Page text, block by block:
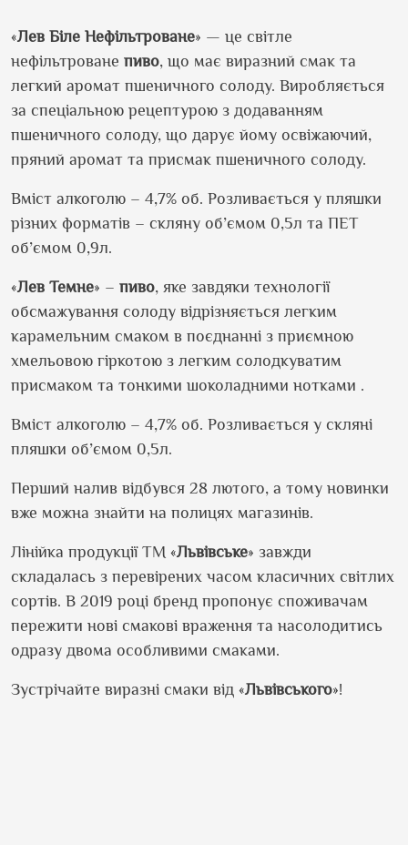
«Лев Біле Нефільтроване» — це світле
нефільтроване пиво, що має виразний смак та
легкий аромат пшеничного солоду. Виробляється
за спеціальною рецептурою з додаванням
пшеничного солоду, що дарує йому освіжаючий,
пряний аромат та присмак пшеничного солоду.
Вміст алкоголю – 4,7% об. Розливається у пляшки
різних форматів – скляну об’ємом 0,5л та ПЕТ
об’ємом 0,9л.
«Лев Темне» – пиво, яке завдяки технології
обсмажування солоду відрізняється легким
карамельним смаком в поєднанні з приємною
хмельовою гіркотою з легким солодкуватим
присмаком та тонкими шоколадними нотками .
Вміст алкоголю – 4,7% об. Розливається у скляні
пляшки об’ємом 0,5л.
Перший налив відбувся 28 лютого, а тому новинки
вже можна знайти на полицях магазинів.
Лінійка продукціїТМ «Львівське» завжди
складалась з перевірених часом класичних світлих
сортів. В 2019 році бренд пропонує споживачам
пережити нові смакові враження та насолодитись
одразу двома особливими смаками.
Зустрічайте виразні смаки від «Львівського»!